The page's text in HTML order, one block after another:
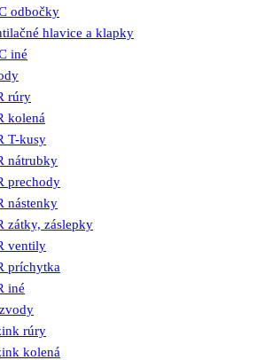
odbočky
hlavice a klapky
iné
rúry
kolená
T-kusy
nátrubky
prechody
nástenky
zátky, záslepky
ventily
príchytka
iné
rúry
kolená